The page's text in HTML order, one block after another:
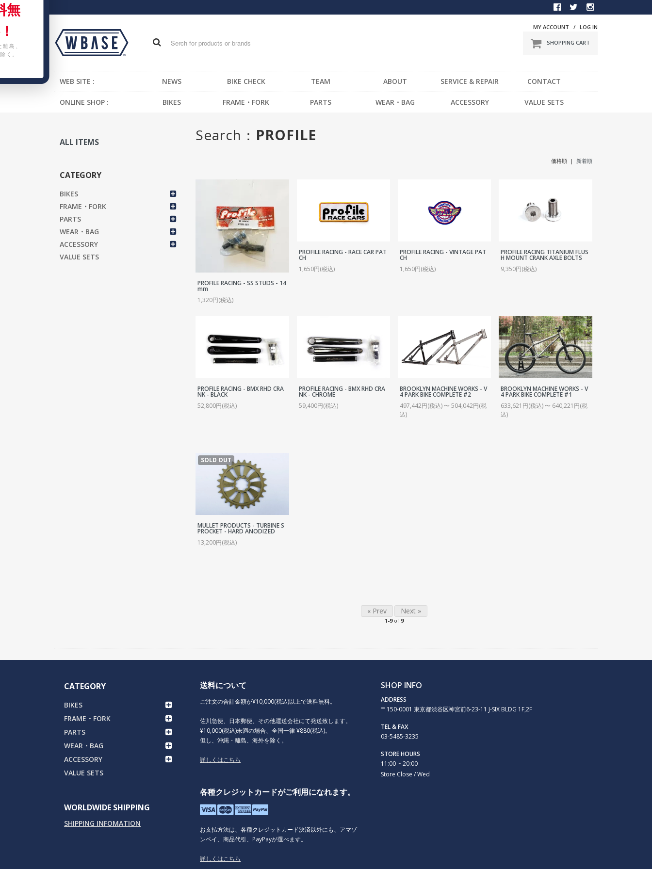
無
島、
く。
MY ACCOUNT / LOG IN
SHOPPING CART
WEB SITE : NEWS BIKE CHECK TEAM ABOUT SERVICE & REPAIR CONTACT
ONLINE SHOP : BIKES FRAME・FORK
FRAME -CRUISER
FORK -FIXED GEAR
PARTS
STEM
SEAT POST
CRANK
CHAIN RING・SPROCKET
COMPLETE WHEEL
HUB GUARD
TIRE
WEAR・BAG
MESSENGER BAG
OTHER BAG
ACCESSORY
OTHER
VALUE SETS
Search： PROFILE
価格順 | 新着順
PROFILE RACING - SS STUDS - 14
mm
1,320円(税込)
PROFILE RACING - RACE CAR PAT
CH
1,650円(税込)
PROFILE RACING - VINTAGE PAT
CH
1,650円(税込)
PROFILE RACING TITANIUM FLUS
H MOUNT CRANK AXLE BOLTS
9,350円(税込)
PROFILE RACING - BMX RHD CRA
NK - BLACK
52,800円(税込)
PROFILE RACING - BMX RHD CRA
NK - CHROME
59,400円(税込)
BROOKLYN MACHINE WORKS - V
4 PARK BIKE COMPLETE #2
497,442円(税込) 〜 504,042円(税
込)
BROOKLYN MACHINE WORKS - V
4 PARK BIKE COMPLETE #1
633,621円(税込) 〜 640,221円(税
込)
MULLET PRODUCTS - TURBINE S
PROCKET - HARD ANODIZED
13,200円(税込)
SOLD OUT
« Prev Next »
1-9of 9
ALL ITEMS
CATEGORY
BIKES
FRAME・FORK
PARTS
WEAR・BAG
ACCESSORY
VALUE SETS
CATEGORY
BIKES
FRAME・FORK
PARTS
WEAR・BAG
ACCESSORY
VALUE SETS
WORLDWIDE SHIPPING
SHIPPING INFOMATION
送料について
ご注文の合計金額が¥10,000(税込)以上で送料無料。
佐川急便、日本郵便、その他運送会社にて発送致します。
¥10,000(税込)未満の場合、全国一律 ¥880(税込)。
但し、沖縄・離島、海外を除く。
詳しくはこちら
各種クレジットカードがご利用になれます。
お支払方法は、各種クレジットカード決済以外にも、アマゾ
ンペイ、商品代引、PayPayが選べます。
詳しくはこちら
SHOP INFO
ADDRESS
〒150-0001 東京都渋谷区神宮前6-23-11 J-SIX BLDG 1F,2F
TEL & FAX
03-5485-3235
STORE HOURS
11:00 ~ 20:00
Store Close / Wed